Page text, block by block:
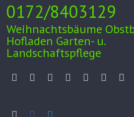
0172/8403129
Weihnachtsbäume
Hofladen Garten- u.
Landschaftspflege
Hof
24h
und